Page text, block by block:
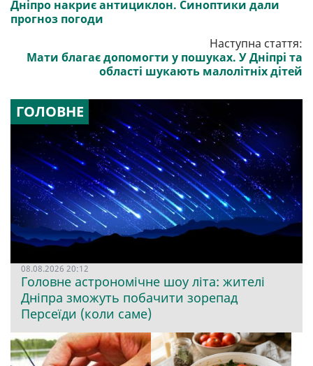
Дніпро накриє антициклон. Синоптики дали
прогноз погоди
Наступна стаття:
Мати благає допомогти у пошуках. У Дніпрі та
області шукають малолітніх дітей
ГОЛОВНЕ
08.08.2026 20:12
Головне астрономічне шоу літа: жителі
Дніпра зможуть побачити зорепад
Персеїди (коли саме)